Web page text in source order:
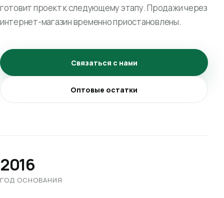
готовит проект к следующему этапу. Продажи через
интернет-магазин временно приостановлены.
Связаться с нами
Оптовые остатки
2016
ГОД ОСНОВАНИЯ